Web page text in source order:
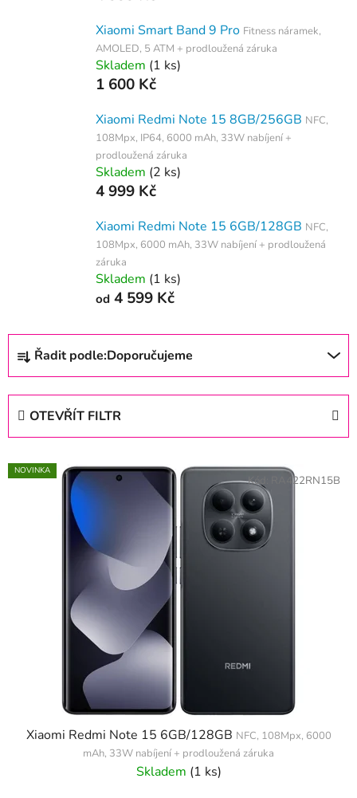
Xiaomi Smart Band 9 Pro Fitness náramek,
AMOLED, 5 ATM + prodloužená záruka
Skladem (1 ks)
1 600 Kč
Xiaomi Redmi Note 15 8GB/256GB NFC,
108Mpx, IP64, 6000 mAh, 33W nabíjení +
prodloužená záruka
Skladem (2 ks)
4 999 Kč
Xiaomi Redmi Note 15 6GB/128GB NFC,
108Mpx, 6000 mAh, 33W nabíjení + prodloužená
záruka
Skladem (1 ks)
od 4 599 Kč
Ř
e
n
r
d
u
Řadit podle:Doporučujeme
OTEVŘÍT FILTR
V
ýNOVINKA
Xiaomi Redmi Note 15 6GB/128GB NFC, 108Mpx, 6000
mAh, 33W nabíjení + prodloužená záruka
Skladem (1 ks)
Kód: RA422RN15B